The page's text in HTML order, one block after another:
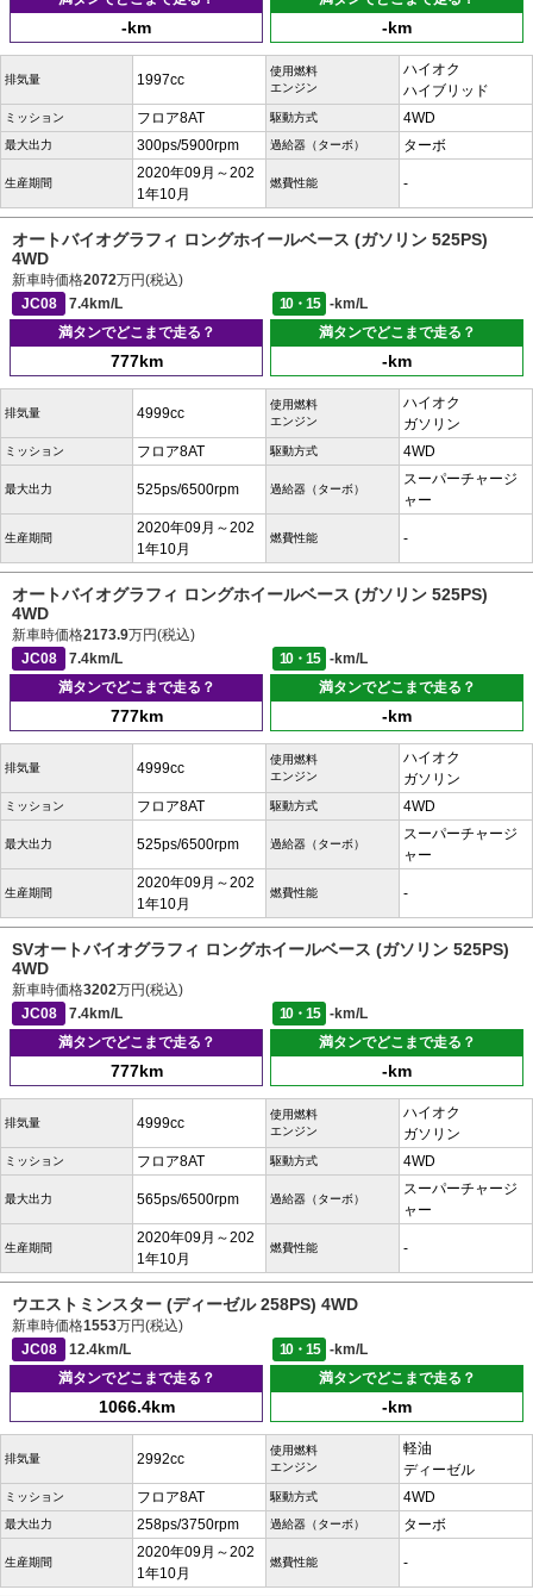
-km -km
排気量 1997cc
使用燃料
エンジン
ハイオク
ハイブリッド
ミッション フロア8AT 駆動方式 4WD
最大出力 300ps/5900rpm 過給器（ターボ） ターボ
生産期間
2020年09月～202
1年10月
燃費性能 -
オートバイオグラフィ ロングホイールベース (ガソリン 525PS)
4WD
新車時価格2072万円(税込)
JC08
7.4km/L 10・15
-km/L
満タンでどこまで走る？
777km
満タンでどこまで走る？
-km
排気量 4999cc
使用燃料
エンジン
ハイオク
ガソリン
ミッション フロア8AT 駆動方式 4WD
最大出力 525ps/6500rpm 過給器（ターボ）
スーパーチャージ
ャー
生産期間
2020年09月～202
1年10月
燃費性能 -
オートバイオグラフィ ロングホイールベース (ガソリン 525PS)
4WD
新車時価格2173.9万円(税込)
JC08
7.4km/L 10・15
-km/L
満タンでどこまで走る？
777km
満タンでどこまで走る？
-km
排気量 4999cc
使用燃料
エンジン
ハイオク
ガソリン
ミッション フロア8AT 駆動方式 4WD
最大出力 525ps/6500rpm 過給器（ターボ）
スーパーチャージ
ャー
生産期間
2020年09月～202
1年10月
燃費性能 -
SVオートバイオグラフィ ロングホイールベース (ガソリン 525PS)
4WD
新車時価格3202万円(税込)
JC08
7.4km/L 10・15
-km/L
満タンでどこまで走る？
777km
満タンでどこまで走る？
-km
排気量 4999cc
使用燃料
エンジン
ハイオク
ガソリン
ミッション フロア8AT 駆動方式 4WD
最大出力 565ps/6500rpm 過給器（ターボ）
スーパーチャージ
ャー
生産期間
2020年09月～202
1年10月
燃費性能 -
ウエストミンスター (ディーゼル 258PS) 4WD
新車時価格1553万円(税込)
JC08
12.4km/L 10・15
-km/L
満タンでどこまで走る？
1066.4km
満タンでどこまで走る？
-km
排気量 2992cc
使用燃料
エンジン
軽油
ディーゼル
ミッション フロア8AT 駆動方式 4WD
最大出力 258ps/3750rpm 過給器（ターボ） ターボ
生産期間
2020年09月～202
1年10月
燃費性能 -